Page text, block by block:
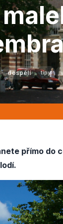
dospělí tipy
přímo do